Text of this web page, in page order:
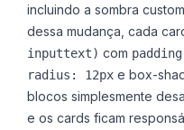
incluindo a sombra
dessa mudança, cada
inputtext) com
radius: 12px e box-
blocos simplesmente
e os cards ficam